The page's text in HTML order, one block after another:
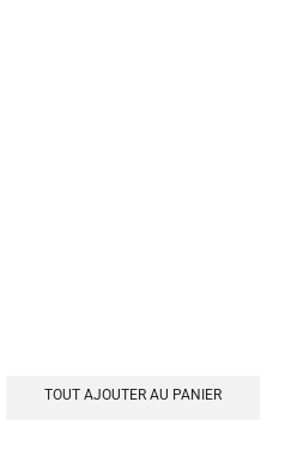
TOUT AJOUTER AU PANIER